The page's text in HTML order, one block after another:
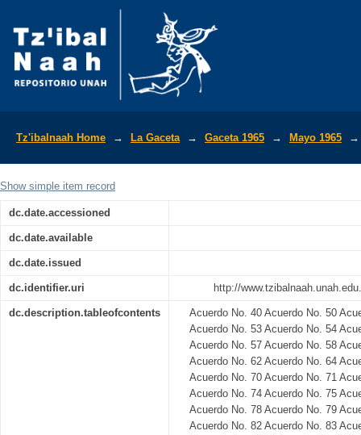
Tz'ibalnaah Home → La Gaceta → Gaceta 1965 → Mayo 1965 →
Show simple item record
dc.date.accessioned
dc.date.available
dc.date.issued
dc.identifier.uri http://
dc.description.tableofcontents
Acuerdo No. 40 Acuerdo No. 50
Acuerdo No. 53 Acuerdo No. 54
Acuerdo No. 57 Acuerdo No. 58
Acuerdo No. 62 Acuerdo No. 64
Acuerdo No. 70 Acuerdo No. 71
Acuerdo No. 74 Acuerdo No. 75
Acuerdo No. 78 Acuerdo No. 79
Acuerdo No. 82 Acuerdo No. 83